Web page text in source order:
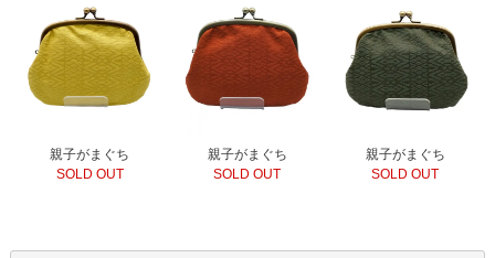
親子がまぐち
SOLD OUT
親子がまぐち
SOLD OUT
親子がまぐち
SOLD OUT